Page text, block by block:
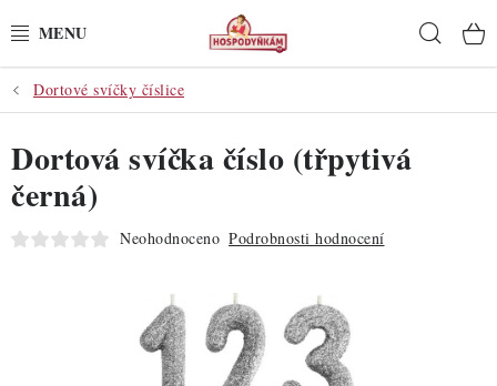
na
POTŘEBY
POMŮCKY
SUROVINY
Dortové svíčky číslice
Dortová svíčka číslo (třpytivá
černá)
Neohodnoceno Podrobnosti hodnocení